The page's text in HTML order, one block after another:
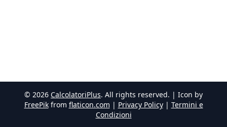
© 2026 CalcolatoriPlus. All rights reserved. | Icon by
FreePik from flaticon.com | Privacy Policy| Termini e
Condizioni